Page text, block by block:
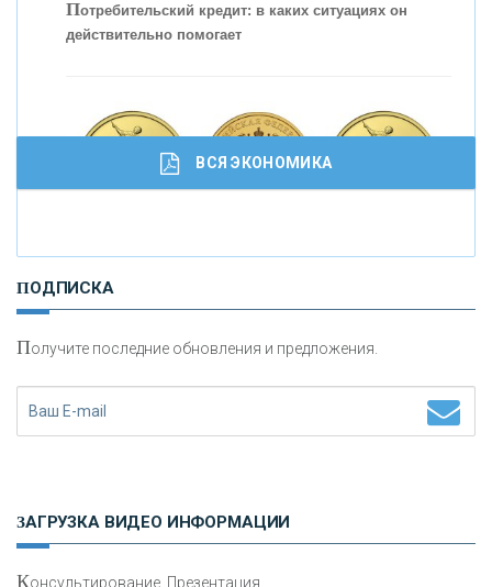
кредитовании бизнеса - «Интервью»
Потребительский кредит: в каких ситуациях он
действительно помогает
И
сохранения и увеличения капитала
ВСЯ ЭКОНОМИКА
ПОДПИСКА
Получите последние обновления и предложения.
ЗАГРУЗКА ВИДЕО ИНФОРМАЦИИ
Консультирование, Презентация